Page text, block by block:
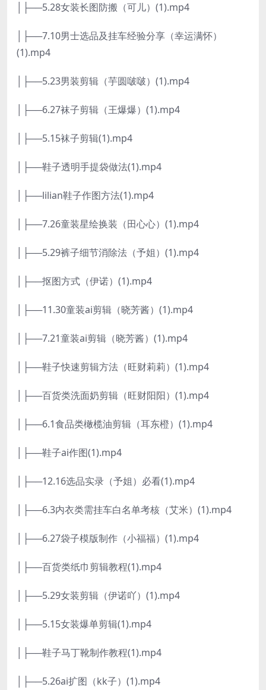
│├──5.28女装长图防搬（可儿）(1).mp4
│├──7.10男士选品及挂车经验分享（幸运满怀）
(1).mp4
│├──5.23男装剪辑（芋圆啵啵）(1).mp4
│├──6.27袜子剪辑（王爆爆）(1).mp4
│├──5.15袜子剪辑(1).mp4
│├──鞋子透明手提袋做法(1).mp4
│├──lilian鞋子作图方法(1).mp4
│├──7.26童装星绘换装（田心心）(1).mp4
│├──5.29裤子细节消除法（予姐）(1).mp4
│├──抠图方式（伊诺）(1).mp4
│├──11.30童装ai剪辑（晓芳酱）(1).mp4
│├──7.21童装ai剪辑（晓芳酱）(1).mp4
│├──鞋子快速剪辑方法（旺财莉莉）(1).mp4
│├──百货类洗面奶剪辑（旺财阳阳）(1).mp4
│├──6.1食品类橄榄油剪辑（耳东橙）(1).mp4
│├──鞋子ai作图(1).mp4
│├──12.16选品实录（予姐）必看(1).mp4
│├──6.3内衣类需挂车白名单考核（艾米）(1).mp4
│├──6.27袋子模版制作（小福福）(1).mp4
│├──百货类纸巾剪辑教程(1).mp4
│├──5.29女装剪辑（伊诺吖）(1).mp4
│├──5.15女装爆单剪辑(1).mp4
│├──鞋子马丁靴制作教程(1).mp4
│├──5.26ai扩图（kk子）(1).mp4